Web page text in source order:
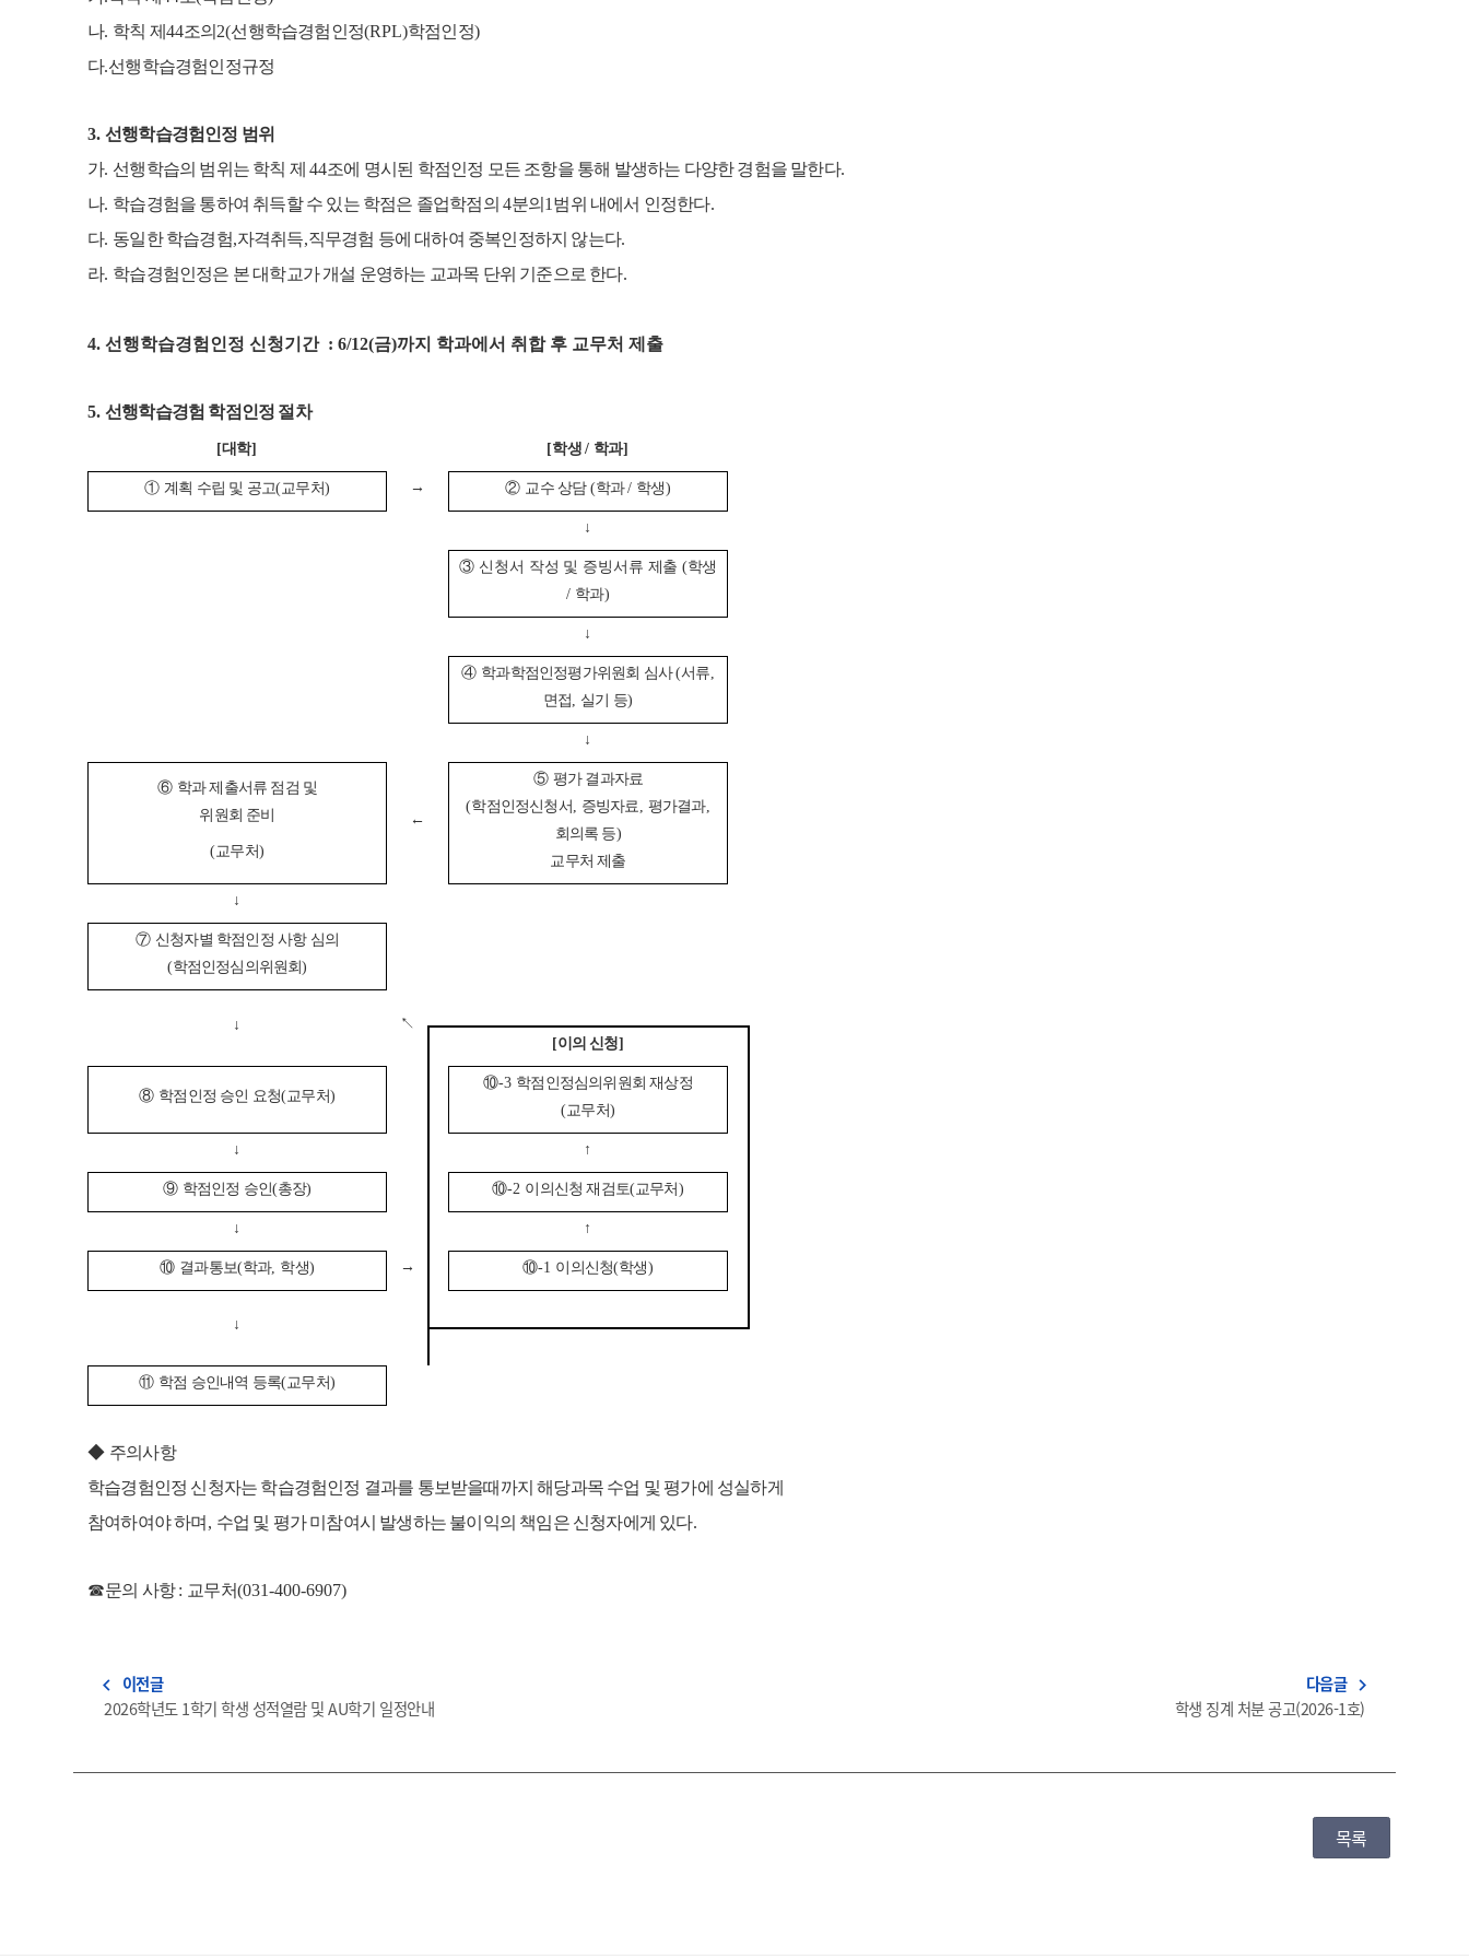
나. 학칙 제44조의 2(선행학습경험인정(RPL)학점인정)
다.선행학습경험인정규정
3. 선행학습경험인정 범위
가. 선행학습의 범위는 학칙 제44조에 명시된 학점인정 모든 조항을 통해 발생하는 다양한 경험을 말한다.
나. 학습경험을 통하여 취득할 수 있는 학점은 졸업학점의4분의 1 범위 내에서 인정한다.
다. 동일한 학습경험,자격취득,직무경험 등에 대하여 중복인정하지 않는다.
라. 학습경험인정은 본 대학교가 개설 운영하는 교과목 단위 기준으로 한다.
4. 선행학습경험인정 신청기간 : 6/12(금)까지 학과에서 취합 후 교무처 제출
5. 선행학습경험 학점인정 절차
[대학] [학생/ 학과]
① 계획 수립 및 공고(교무처) → ② 교수 상담 (학과/ 학생)
↓
③ 신청서 작성 및 증빙서류 제출(학생
/ 학과)
↓
④ 학과학점인정평가위원회 심사(서류
면접
실기 등)
↓
⑥ 학과 제출서류 점검 및
위원회 준비
(교무처)
←
⑤ 평가 결과자료
(학점인정신청서 증빙자료 평가결과,
회의록 등)
교무처 제출
↓
⑦ 신청자별 학점인정 사항 심의
(학점인정심의위원회)
↓
↖
[이의 신청]
⑧ 학점인정 승인 요청(교무처)
⑩-3 학점인정심의위원회 재상정
(교무처)
↓ ↑
⑨ 학점인정 승인(총장) ⑩-2 이의신청 재검토(교무처)
↓ ↑
⑩ 결과통보(학과, 학생) → ⑩-1 이의신청(학생)
↓
⑪ 학점 승인내역 등록(교무처)
◆ 주의사항
학습경험인정 신청자는 학습경험인정 결과를 통보받을때까지 해당과목 수업 및 평가에 성실하게
참여하여야 하며 , 수업 및 평가 미참여시 발생하는 불이익의 책임은 신청자에게 있다.
☎문의 사항: 교무처(031-400-6907)
navigate_before 이전글
2026학년도 1학기 학생 성적열람 및 AU학기 일정안내
다음글 navigate_next
학생 징계 처분 공고(2026-1호)
목록